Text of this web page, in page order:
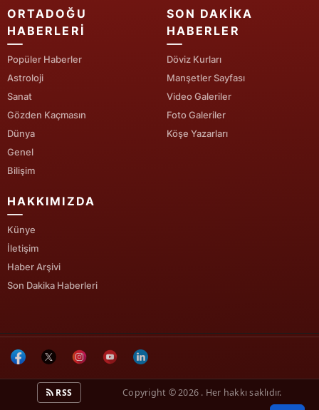
ORTADOĞU
HABERLERI
Popüler Haberler
Astroloji
Sanat
Gözden Kaçmasın
Dünya
Genel
Bilişim
SON DAKIKA
HABERLER
Döviz Kurları
Manşetler Sayfası
Video Galeriler
Foto Galeriler
Köşe Yazarları
HAKKIMIZDA
Künye
İletişim
Haber Arşivi
Son Dakika Haberleri
RSS Copyright © 2026 . Her hakkı saklıdır.